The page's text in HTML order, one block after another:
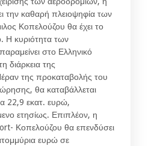
την καθαρή πλειοψηφία των
Κοπελούζου θα έχει το
Η κυριότητα των
στο Ελληνικό
διάρκεια της
της προκαταβολής του
θα καταβάλλεται
22,9 εκατ. ευρώ,
ετησίως. Επιπλέον, η
Κοπελούζου θα επενδύσει
ευρώ σε